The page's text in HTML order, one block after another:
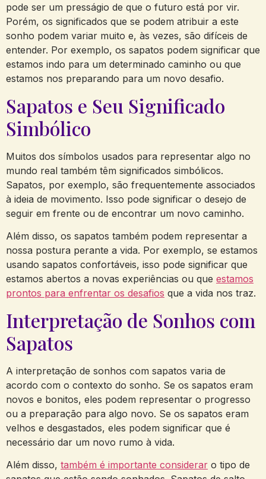
pode ser um presságio de que o futuro está por vir.
Porém, os significados que se podem atribuir a este
sonho podem variar muito e, às vezes, são difíceis de
entender. Por exemplo, os sapatos podem significar que
estamos indo para um determinado caminho ou que
estamos nos preparando para um novo desafio.
Sapatos e Seu Significado
Simbólico
Muitos dos símbolos usados para representar algo no
mundo real também têm significados simbólicos.
Sapatos, por exemplo, são frequentemente associados
à ideia de movimento. Isso pode significar o desejo de
seguir em frente ou de encontrar um novo caminho.
Além disso, os sapatos também podem representar a
nossa postura perante a vida. Por exemplo, se estamos
usando sapatos confortáveis, isso pode significar que
estamos abertos a novas experiências ou que estamos
prontos para enfrentar os desafios que a vida nos traz.
Interpretação de Sonhos com
Sapatos
A interpretação de sonhos com sapatos varia de
acordo com o contexto do sonho. Se os sapatos eram
novos e bonitos, eles podem representar o progresso
ou a preparação para algo novo. Se os sapatos eram
velhos e desgastados, eles podem significar que é
necessário dar um novo rumo à vida.
Além disso, também é importante considerar o tipo de